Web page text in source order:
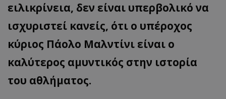
ειλικρίνεια, δεν είναι υπερβολικό να
ισχυριστεί κανείς, ότι ο υπέροχος
κύριος Πάολο Μαλντίνι είναι ο
καλύτερος αμυντικός στην ιστορία
του αθλήματος.